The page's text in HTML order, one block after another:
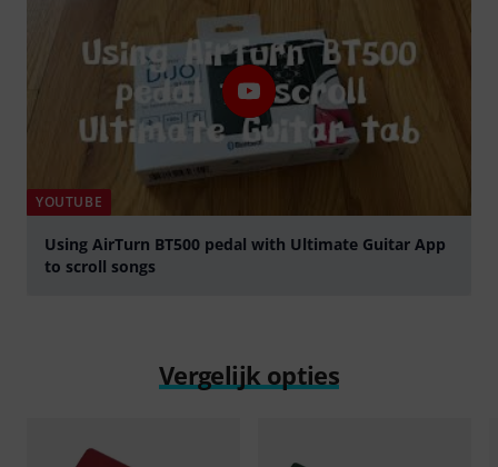
YOUTUBE
Using AirTurn BT500 pedal with Ultimate Guitar App
to scroll songs
Vergelijk opties